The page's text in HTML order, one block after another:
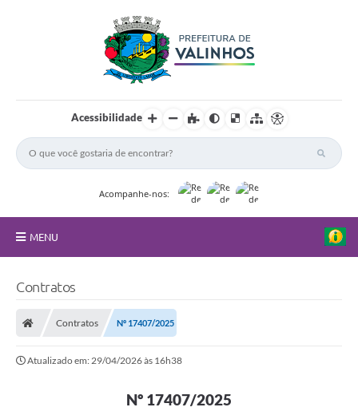
Acessibilidade
Acompanhe-nos:
MENU
Secretarias
Contratos
Contratos Nº 17407/2025
Atualizado em: 29/04/2026 às 16h38
Nº 17407/2025